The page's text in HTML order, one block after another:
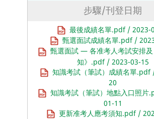
步驟/刊登日期
最後成績名單.pdf / 2023-
甄選面試成績名單.pdf /
甄選面試 — 各准考人考試安排
知》.pdf / 2023-03-15
知識考試（筆試）成績名單.pdf
20
知識考試（筆試）地點入口照片
01-11
更新准考人應考須知.pdf /